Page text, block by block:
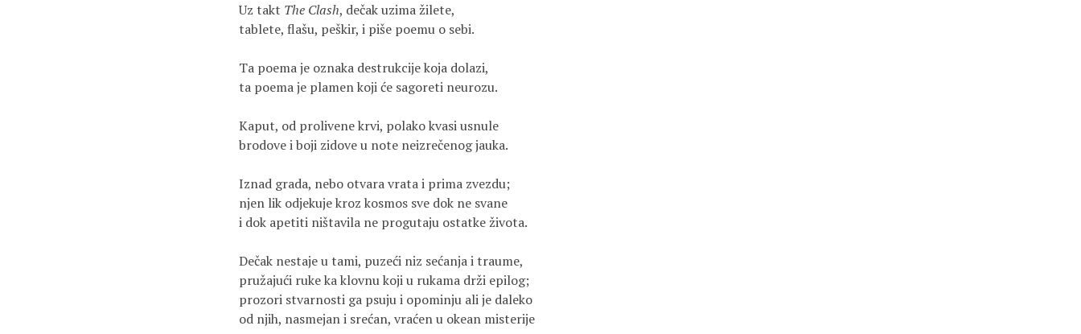
Uz takt The Clash, dečak uzima žilete,
tablete, flašu, peškir, i piše poemu o sebi.
Ta poema je oznaka destrukcije koja dolazi,
ta poema je plamen koji će sagoreti neurozu.
Kaput, od prolivene krvi, polako kvasi usnule
brodove i boji zidove u note neizrečenog jauka.
Iznad grada, nebo otvara vrata i prima zvezdu;
njen lik odjekuje kroz kosmos sve dok ne svane
i dok apetiti ništavila ne progutaju ostatke života.
Dečak nestaje u tami, puzeći niz sećanja i traume,
pružajući ruke ka klovnu koji u rukama drži epilog;
prozori stvarnosti ga psuju i opominju ali je daleko
od njih, nasmejan i srećan, vraćen u okean misterije